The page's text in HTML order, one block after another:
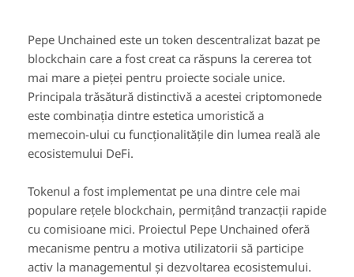
Pepe Unchained este un token descentralizat bazat pe
blockchain care a fost creat ca răspuns la cererea tot
mai mare a pieței pentru proiecte sociale unice.
Principala trăsătură distinctivă a acestei criptomonede
este combinația dintre estetica umoristică a
memecoin-ului cu funcționalitățile din lumea reală ale
ecosistemului DeFi.
Tokenul a fost implementat pe una dintre cele mai
populare rețele blockchain, permițând tranzacții rapide
cu comisioane mici. Proiectul Pepe Unchained oferă
mecanisme pentru a motiva utilizatorii să participe
activ la managementul și dezvoltarea ecosistemului.